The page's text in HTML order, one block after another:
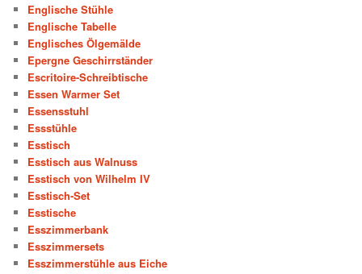
Englische Stühle
Englische Tabelle
Englisches Ölgemälde
Epergne Geschirrständer
Escritoire-Schreibtische
Essen Warmer Set
Essensstuhl
Essstühle
Esstisch
Esstisch aus Walnuss
Esstisch von Wilhelm IV
Esstisch-Set
Esstische
Esszimmerbank
Esszimmersets
Esszimmerstühle aus Eiche